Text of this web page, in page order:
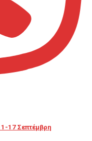
17 Σεπτέμβρη